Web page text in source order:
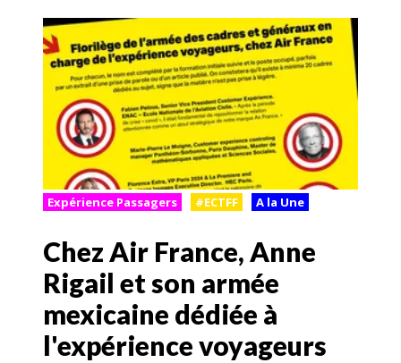
Expérience Passagers #ECTFF A la Une
Chez Air France, Anne
Rigail et son armée
mexicaine dédiée à
l'expérience voyageurs